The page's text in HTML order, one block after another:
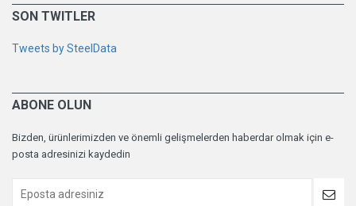
SON TWITLER
Tweets by SteelData
ABONE OLUN
Bizden, ürünlerimizden ve önemli gelişmelerden haberdar olmak için e-
posta adresinizi kaydedin